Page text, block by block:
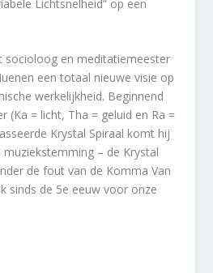
Lichtsnelheid” op een
socioloog en meditatiemeester
een totaal nieuwe visie op
werkelijkheid. Beginnend
(Ka = licht, Tha = geluid en Ra =
Krystal Spiraal komt hij
– de Krystal
de fout van de Komma Van
sinds de 5e eeuw voor onze